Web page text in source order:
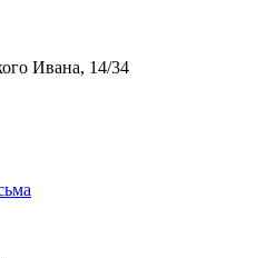
Ивана, 14/34